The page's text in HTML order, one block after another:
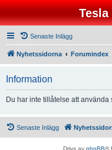
Tesla
Senaste Inlägg
Nyhetssidorna Forumindex
Information
Du har inte tillåtelse att använda
Senaste Inlägg
Drivs av phpBB®